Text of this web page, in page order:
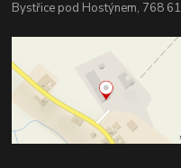
Bystřice pod Hostýnem, 768 61